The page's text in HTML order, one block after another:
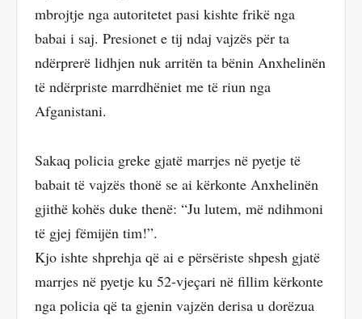
mbrojtje nga autoritetet pasi kishte frikë nga
babai i saj. Presionet e tij ndaj vajzës për ta
ndërprerë lidhjen nuk arritën ta bënin Anxhelinën
të ndërpriste marrdhëniet me të riun nga
Afganistani.
Sakaq policia greke gjatë marrjes në pyetje të
babait të vajzës thonë se ai kërkonte Anxhelinën
gjithë kohës duke thenë: “Ju lutem, më ndihmoni
të gjej fëmijën tim!”.
Kjo ishte shprehja që ai e përsëriste shpesh gjatë
marrjes në pyetje ku 52-vjeçari në fillim kërkonte
nga policia që ta gjenin vajzën derisa u dorëzua